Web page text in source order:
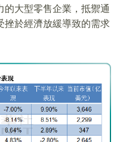
的大型零售企業，抵禦通
挫於經濟放緩導致的需求